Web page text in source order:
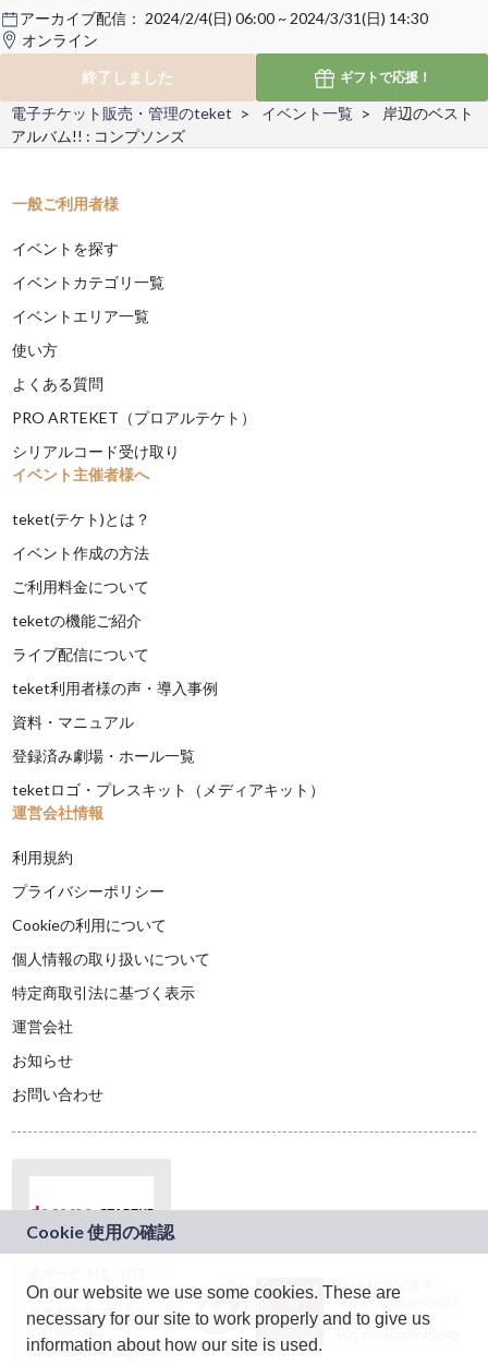
アーカイブ配信： 2024/2/4(日) 06:00 ~ 2024/3/31(日) 14:30
オンライン
終了しました
ギフトで応援！
On our website we use some cookies. These are
necessary for our site to work properly and to give us
information about how our site is used.
電子チケット販売・管理のteket イベント一覧
岸辺のベスト
アルバム!! : コンプソンズ
一般ご利用者様
イベントを探す
イベントカテゴリ一覧
イベントエリア一覧
使い方
よくある質問
PRO ARTEKET（プロアルテケト）
シリアルコード受け取り
イベント主催者様へ
teket(テケト)とは？
イベント作成の方法
ご利用料金について
teketの機能ご紹介
ライブ配信について
teket利用者様の声・導入事例
資料・マニュアル
登録済み劇場・ホール一覧
teketロゴ・プレスキット（メディアキット）
運営会社情報
利用規約
プライバシーポリシー
Cookieの利用について
個人情報の取り扱いについて
特定商取引法に基づく表示
運営会社
お知らせ
お問い合わせ
ドコモグループの新
規事業創出プログラ
ム「docomo
STARTUP」を通じて
JASRAC許諾番号：
9024936001Y45037
JASRAC許諾番号：